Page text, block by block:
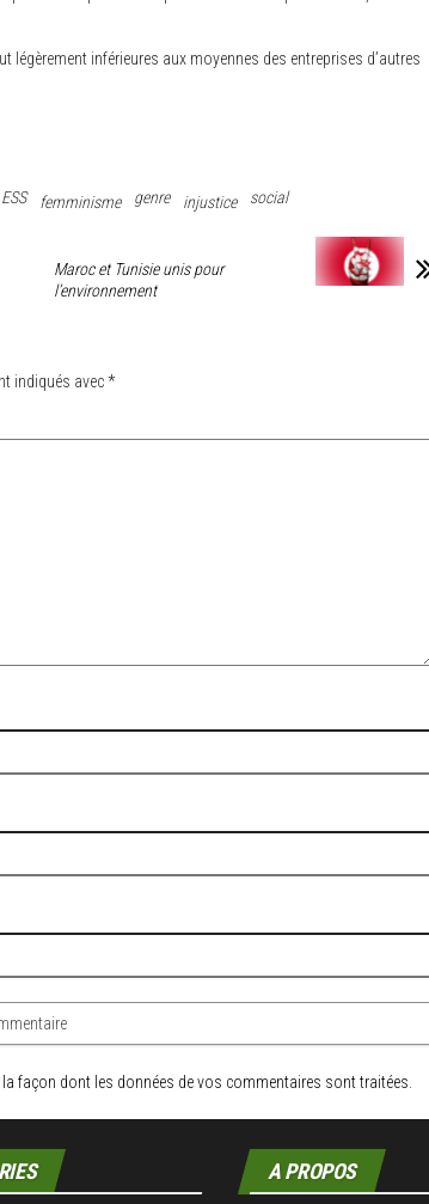
inférieures aux moyennes des entreprises d’autres
ESS femminisme genre injustice social
Maroc et Tunisie unis pour
l’environnement
indiqués avec*
façon dont les données de vos commentaires sont traitées
A PROPOS